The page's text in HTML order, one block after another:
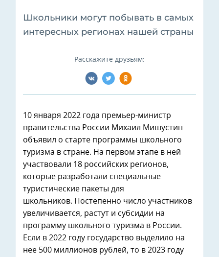
Школьники могут побывать в самых
интересных регионах нашей страны
Расскажите друзьям:
10 января 2022 года премьер-министр
правительства России Михаил Мишустин
объявил о старте программы школьного
туризма в стране. На первом этапе в ней
участвовали 18 российских регионов,
которые разработали специальные
туристические пакеты для
школьников. Постепенно число участников
увеличивается, растут и субсидии на
программу школьного туризма в России.
Если в 2022 году государство выделило на
нее 500 миллионов рублей, то в 2023 году